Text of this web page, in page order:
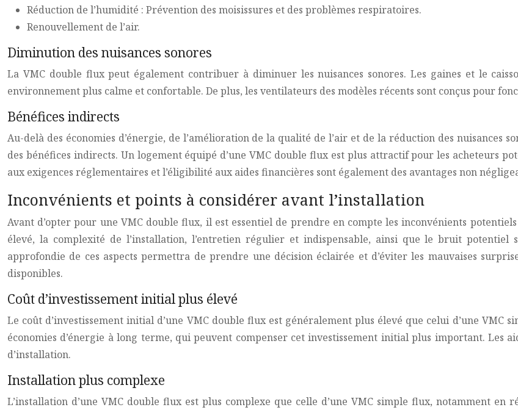
Réduction de l’humidité : Prévention des moisissures et des problèmes respiratoires.
Renouvellement de l’air.
Diminution des nuisances sonores
La VMC double flux peut également contribuer à diminuer les nuisances sonores. Les gaines et le
environnement plus calme et confortable. De plus, les ventilateurs des modèles récents sont conçus pour
Bénéfices indirects
Au-delà des économies d’énergie, de l’amélioration de la qualité de l’air et de la réduction des nuisances
des bénéfices indirects. Un logement équipé d’une VMC double flux est plus attractif pour les acheteurs
aux exigences réglementaires et l’éligibilité aux aides financières sont également des avantages non
Inconvénients et points à considérer avant l’installation
Avant d’opter pour une VMC double flux, il est essentiel de prendre en compte les inconvénients
élevé, la complexité de l’installation, l’entretien régulier et indispensable, ainsi que le bruit potentiel
approfondie de ces aspects permettra de prendre une décision éclairée et d’éviter les mauvaises
disponibles.
Coût d’investissement initial plus élevé
Le coût d’investissement initial d’une VMC double flux est généralement plus élevé que celui d’une VMC
économies d’énergie à long terme, qui peuvent compenser cet investissement initial plus important. Les
d’installation.
Installation plus complexe
L’installation d’une VMC double flux est plus complexe que celle d’une VMC simple flux, notamment